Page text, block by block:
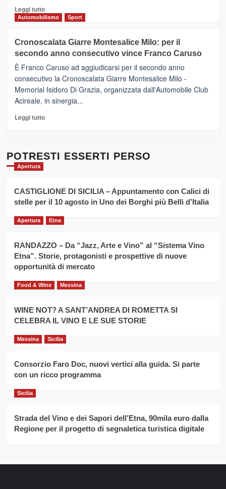
Gusto,
il
tra
sapori
vicoli
medievali
Leggi tuttoLeggi
di
Mondello
(Palermo)
–
“E
adesso
Pasta
–
Sicilia
l’
evento
la
filiera
grano
Automobilismo Sport
Cronoscalata Giarre Montesalice Milo: per il
secondo anno consecutivo vince Franco Caruso
È Franco Caruso ad aggiudicarsi per il secondo anno
consecutivo la Cronoscalata Giarre Montesalice Milo -
Memorial Isidoro Di Grazia, organizzata dall'Automobile Club
Acireale, in sinergia...
Leggi tuttoLeggi
Cronoscalata
per
il
anno
Franco
Caruso
POTRESTI ESSERTI PERSO
Apertura
CASTIGLIONE DI SICILIA – Appuntamento con Calici di
stelle per il 10 agosto in Uno dei Borghi più Belli d’Italia
Apertura Etna
RANDAZZO – Da “Jazz, Arte e Vino” al “Sistema Vino
Etna”. Storie, protagonisti e prospettive di nuove
opportunità di mercato
Food & Wine Messina
WINE NOT? A SANT’ANDREA DI ROMETTA SI
CELEBRA IL VINO E LE SUE STORIE
Messina Sicilia
Consorzio Faro Doc, nuovi vertici alla guida. Si parte
con un ricco programma
Sicilia
Strada del Vino e dei Sapori dell’Etna, 90mila euro dalla
Regione per il progetto di segnaletica turistica digitale